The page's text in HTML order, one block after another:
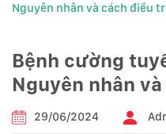
Nguyên nhân và cách điều
Bệnh cường
Nguyên nhân
29/06/2024